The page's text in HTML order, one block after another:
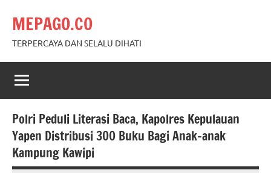
content
MEPAGO.CO
TERPERCAYA DAN SELALU DIHATI
Polri Peduli Literasi Baca, Kapolres Kepulauan
Yapen Distribusi 300 Buku Bagi Anak-anak
Kampung Kawipi